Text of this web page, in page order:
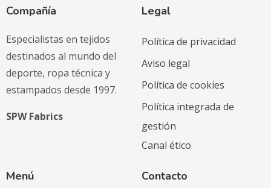
Compañía
Especialistas en tejidos
destinados al mundo del
deporte, ropa técnica y
estampados desde 1997.
SPW Fabrics
Legal
Política de privacidad
Aviso legal
Política de cookies
Política integrada de
gestión
Canal ético
Menú Contacto